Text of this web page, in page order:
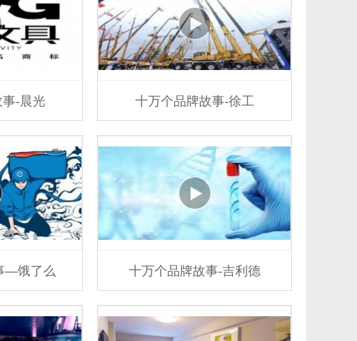
-晨光 十万个品牌故事-徐工
—饿了么 十万个品牌故事-吉利德